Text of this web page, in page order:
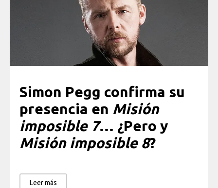
Simon Pegg confirma su
presencia en Misión
imposible 7… ¿Pero y
Misión imposible 8?
Leer más